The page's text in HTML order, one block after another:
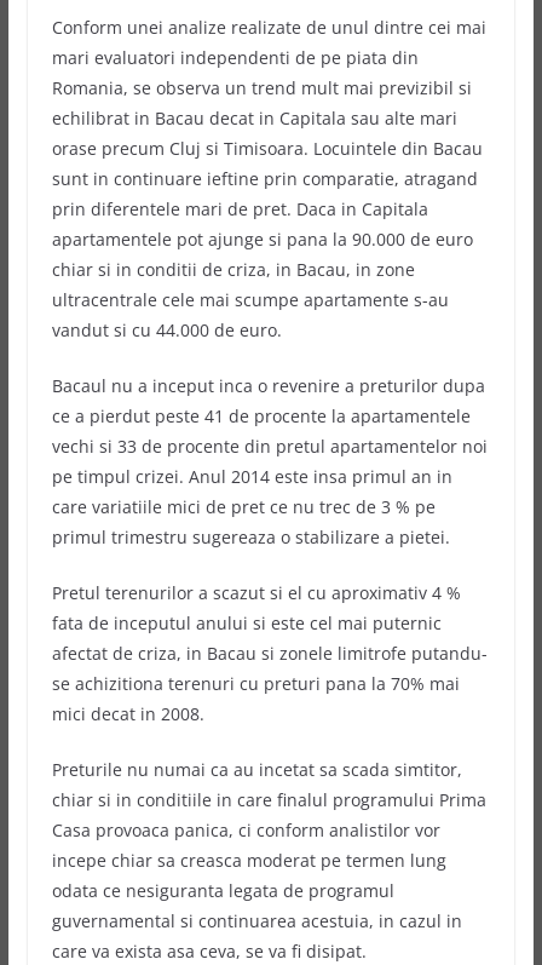
Conform unei analize realizate de unul dintre cei mai
mari evaluatori independenti de pe piata din
Romania, se observa un trend mult mai previzibil si
echilibrat in Bacau decat in Capitala sau alte mari
orase precum Cluj si Timisoara. Locuintele din Bacau
sunt in continuare ieftine prin comparatie, atragand
prin diferentele mari de pret. Daca in Capitala
apartamentele pot ajunge si pana la 90.000 de euro
chiar si in conditii de criza, in Bacau, in zone
ultracentrale cele mai scumpe apartamente s-au
vandut si cu 44.000 de euro.
Bacaul nu a inceput inca o revenire a preturilor dupa
ce a pierdut peste 41 de procente la apartamentele
vechi si 33 de procente din pretul apartamentelor noi
pe timpul crizei. Anul 2014 este insa primul an in
care variatiile mici de pret ce nu trec de 3 % pe
primul trimestru sugereaza o stabilizare a pietei.
Pretul terenurilor a scazut si el cu aproximativ 4 %
fata de inceputul anului si este cel mai puternic
afectat de criza, in Bacau si zonele limitrofe putandu-
se achizitiona terenuri cu preturi pana la 70% mai
mici decat in 2008.
Preturile nu numai ca au incetat sa scada simtitor,
chiar si in conditiile in care finalul programului Prima
Casa provoaca panica, ci conform analistilor vor
incepe chiar sa creasca moderat pe termen lung
odata ce nesiguranta legata de programul
guvernamental si continuarea acestuia, in cazul in
care va exista asa ceva, se va fi disipat.